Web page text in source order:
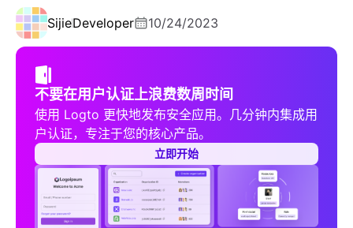
SijieDeveloper 10/24/2023
不要在用户认证上浪费数周时间
使用 Logto 更快地发布安全应用。几分钟内集成用
户认证，专注于您的核心产品。
立即开始